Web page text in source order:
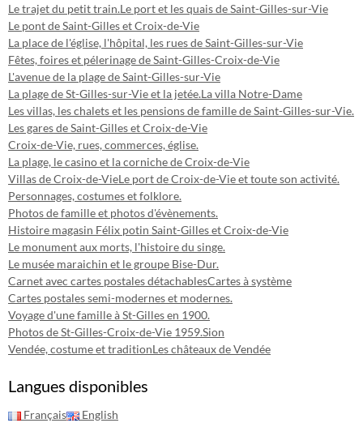
Le trajet du petit train.Le port et les quais de Saint-Gilles-sur-Vie
Le pont de Saint-Gilles et Croix-de-Vie
La place de l'église, l'hôpital, les rues de Saint-Gilles-sur-Vie
Fêtes, foires et pélerinage de Saint-Gilles-Croix-de-Vie
L'avenue de la plage de Saint-Gilles-sur-Vie
La plage de St-Gilles-sur-Vie et la jetée.La villa Notre-Dame
Les villas, les chalets et les pensions de famille de Saint-Gilles-sur-Vie.
Les gares de Saint-Gilles et Croix-de-Vie
Croix-de-Vie, rues, commerces, église.
La plage, le casino et la corniche de Croix-de-Vie
Villas de Croix-de-VieLe port de Croix-de-Vie et toute son activité.
Personnages, costumes et folklore.
Photos de famille et photos d'évènements.
Histoire magasin Félix potin Saint-Gilles et Croix-de-Vie
Le monument aux morts, l'histoire du singe.
Le musée maraichin et le groupe Bise-Dur.
Carnet avec cartes postales détachablesCartes à système
Cartes postales semi-modernes et modernes.
Voyage d'une famille à St-Gilles en 1900.
Photos de St-Gilles-Croix-de-Vie 1959.Sion
Vendée, costume et traditionLes châteaux de Vendée
Langues disponibles
Français English